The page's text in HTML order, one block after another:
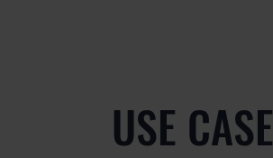
USE CASE